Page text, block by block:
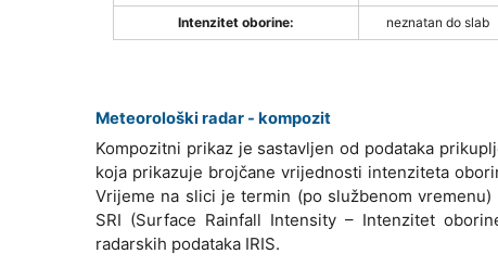
Intenzitet oborine: neznatan do slab
Meteorološki radar - kompozit
Kompozitni prikaz je sastavljen od podataka
koja prikazuje brojčane vrijednosti intenziteta
Vrijeme na slici je termin (po službenom
SRI (Surface Rainfall Intensity – Intenzitet
radarskih podataka IRIS.